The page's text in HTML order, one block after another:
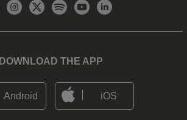
DOWNLOAD THE APP
Android iOS